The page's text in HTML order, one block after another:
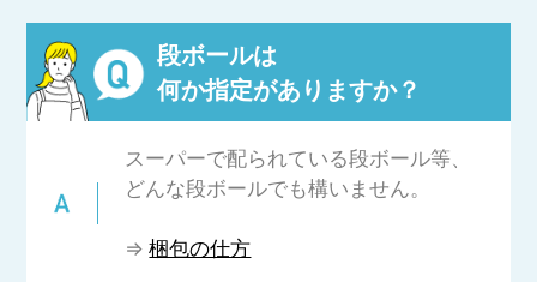
⇒ PCデータ消去について詳細はコチラ
段ボールは
何か指定がありますか？
スーパーで配られている段ボール等、
どんな段ボールでも構いません。
⇒梱包の仕方